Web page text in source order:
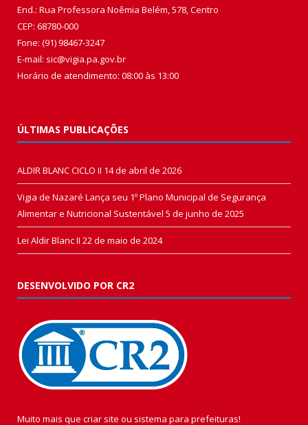
End.: Rua Professora Noêmia Belém, 578, Centro
CEP: 68780-000
Fone: (91) 98467-3247
E-mail: sic@vigia.pa.gov.br
Horário de atendimento: 08:00 às 13:00
ÚLTIMAS PUBLICAÇÕES
ALDIR BLANC CICLO II 14 de abril de 2026
Vigia de Nazaré Lança seu 1º Plano Municipal de Segurança
Alimentar e Nutricional Sustentável 5 de junho de 2025
Lei Aldir Blanc II 22 de maio de 2024
DESENVOLVIDO POR CR2
Muito mais que criar site ou sistema para prefeituras!